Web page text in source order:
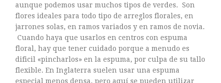
Ricard
ASTILBE, EL SUEÑO DE UNA NOVIA
Isabel
RANUNCULOS, FRANCESILLAS …
Silvia
aunque podemos usar muchos tipos de verdes. Son
flores ideales para todo tipo de arreglos florales, en
jarrones solas, en ramos variados y en ramos de novia.
Cuando haya que usarlos en centros con espuma
floral, hay que tener cuidado porque a menudo es
dificil «pincharlos» en la espuma, por culpa de su tallo
flexible. En Inglaterra suelen usar una espuma
especial menos densa, pero aquí se pueden utilizar